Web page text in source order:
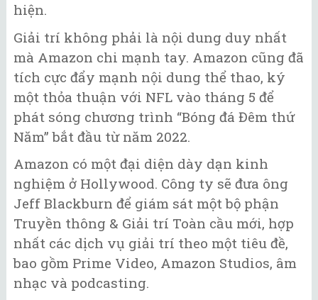
hiện.
Giải trí không phải là nội dung duy nhất
mà Amazon chi mạnh tay. Amazon cũng đã
tích cực đẩy mạnh nội dung thể thao, ký
một thỏa thuận với NFL vào tháng 5 để
phát sóng chương trình “Bóng đá Đêm thứ
Năm” bắt đầu từ năm 2022.
Amazon có một đại diện dày dạn kinh
nghiệm ở Hollywood. Công ty sẽ đưa ông
Jeff Blackburn để giám sát một bộ phận
Truyền thông & Giải trí Toàn cầu mới, hợp
nhất các dịch vụ giải trí theo một tiêu đề,
bao gồm Prime Video, Amazon Studios, âm
nhạc và podcasting.